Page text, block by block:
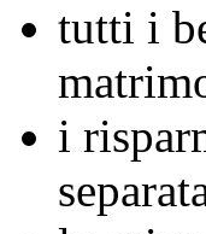
tutti i
i